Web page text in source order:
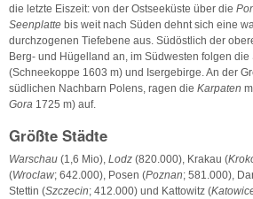
die letzte Eiszeit: von der Ostseeküste über die
Seenplatte bis weit nach Süden dehnt sich eine
durchzogenen Tiefebene aus. Südöstlich der
Berg- und Hügelland an, im Südwesten folgen
(Schneekoppe 1603 m) und Isergebirge. An der
südlichen Nachbarn Polens, ragen die Karpaten
Gora 1725 m) auf.
Größte Städte
Warschau (1,6 Mio), Lodz (820.000), Krakau (
(Wroclaw; 642.000), Posen (Poznan; 581.000),
Stettin (Szczecin; 412.000) und Kattowitz (